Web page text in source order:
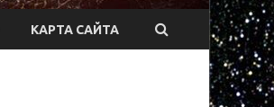
КАРТА САЙТА